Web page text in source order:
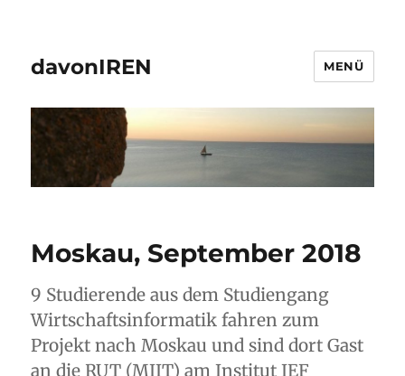
davonIREN MENÜ
Moskau, September 2018
9 Studierende aus dem Studiengang
Wirtschaftsinformatik fahren zum
Projekt nach Moskau und sind dort Gast
an die RUT (MIIT) am Institut IEF